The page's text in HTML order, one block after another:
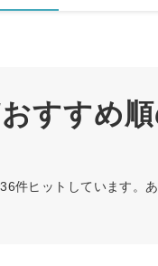
すすめ
件ヒットしています。